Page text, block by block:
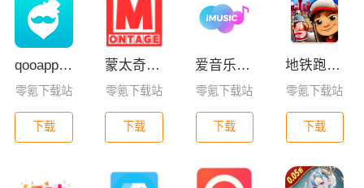
qooapp安卓版
零氪下载站
下载
蒙太奇影视2025最新版本下载
零氪下载站
下载
爱音乐app下载免费版
零氪下载站
下载
地铁跑酷全皮肤版
零氪下载站
下载